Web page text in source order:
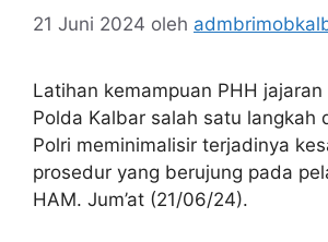
21 Juni 2024 oleh
Latihan kemampuan PHH
Polda Kalbar salah satu langkah
Polri meminimalisir terjadinya
prosedur yang berujung pada
HAM. Jum’at (21/06/24).